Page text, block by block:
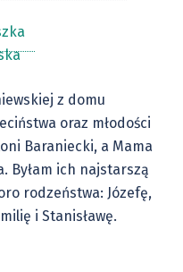
z domu
oraz młodości
Baraniecki, a Mama
Byłam ich najstarszą
rodzeństwa: Józefę,
i Stanisławę.